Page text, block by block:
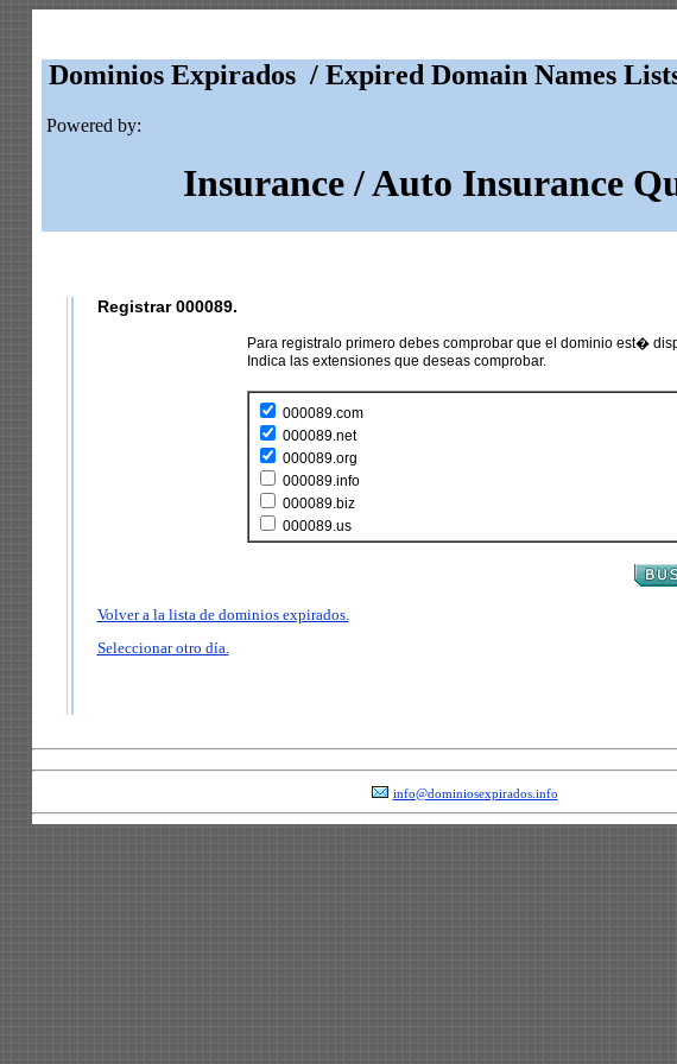
Dominios Expirados / Expired Domain Names
Powered by:
Insurance / Auto Insurance
Registrar 000089.
Para registralo primero debes comprobar que el dominio est�
Indica las extensiones que deseas comprobar.
000089.com
000089.net
000089.org
000089.info
000089.biz
000089.us
Volver a la lista de dominios expirados.
Seleccionar otro día.
info@dominiosexpirados.info